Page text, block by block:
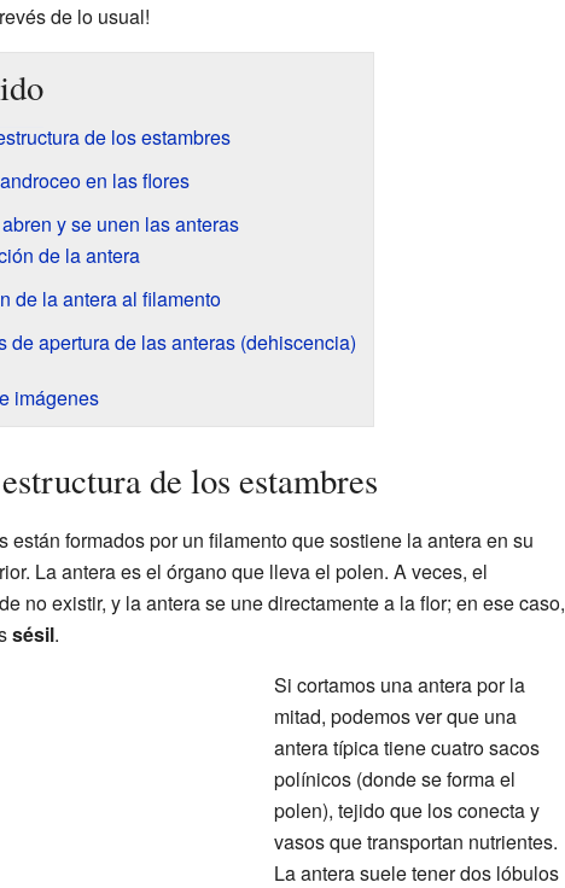
de lo usual!
de los estambres
en las flores
y se unen las anteras
de la antera
de la antera al filamento
de apertura de las anteras (dehiscencia)
imágenes
de los estambres
están formados por un filamento que sostiene la antera en su
La antera es el órgano que lleva el polen. A veces, el
no existir, y la antera se une directamente a la flor; en ese caso,
sésil.
Si cortamos una antera por la
mitad, podemos ver que una
antera típica tiene cuatro sacos
polínicos (donde se forma el
polen), tejido que los conecta y
vasos que transportan nutrientes.
La antera suele tener dos lóbulos